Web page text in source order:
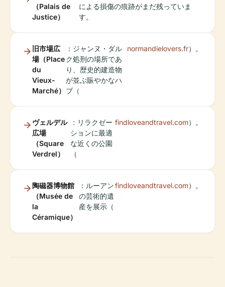
（Palais de
Justice）
による損傷の痕跡がまだ残っていま
す。
旧市場広
場（Place
du
Vieux-
Marché）
：ジャンヌ・ダル
ク処刑の場所であ
り、歴史的建造物
が並ぶ賑やかなハ
ブ（
normandielovers.fr）。
ヴェルデル
広場
（Square
Verdrel）
：リラクゼー
ションに最適
な近くの公園
（
findloveandtravel.com）。
陶磁器博物館
（Musée de
la
Céramique）
：ルーアン
の芸術的遺
産を展示（
findloveandtravel.com）。